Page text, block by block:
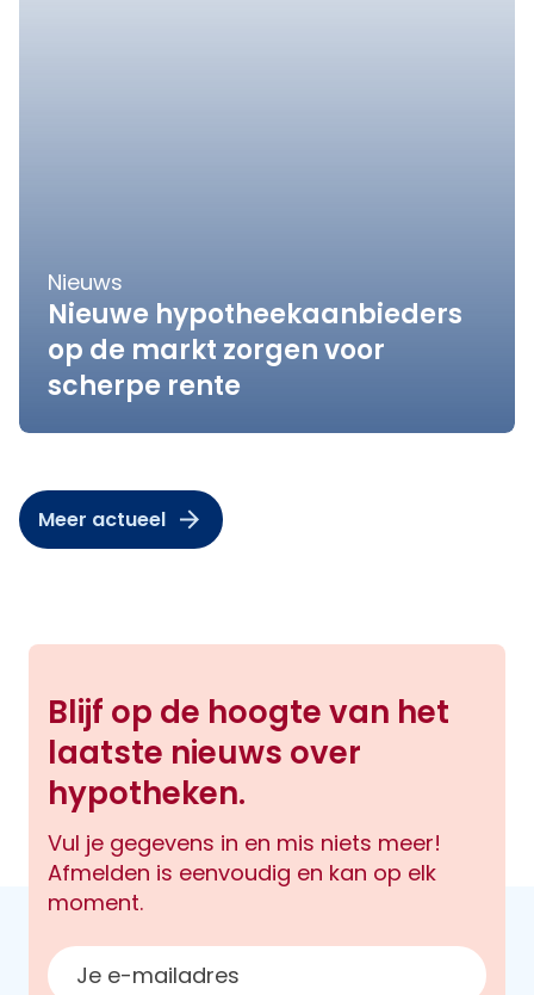
Nieuws
Nieuwe hypotheekaanbieders
op de markt zorgen voor
scherpe rente
Meer actueel
Blijf op de hoogte van het
laatste nieuws over
hypotheken.
Vul je gegevens in en mis niets meer!
Afmelden is eenvoudig en kan op elk
moment.
E-mailadres